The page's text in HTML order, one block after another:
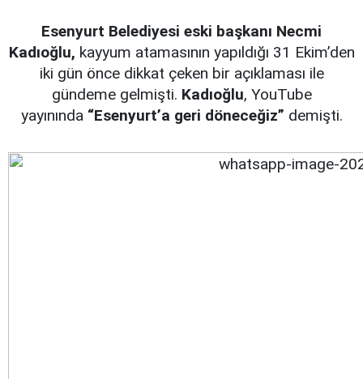
Esenyurt Belediyesi eski başkanı Necmi
Kadıoğlu, kayyum atamasının yapıldığı 31 Ekim’den
iki gün önce dikkat çeken bir açıklaması ile
gündeme gelmişti. Kadıoğlu, YouTube
yayınında “Esenyurt’a geri döneceğiz” demişti.